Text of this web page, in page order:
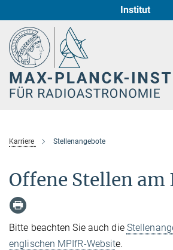
Institut
Radioastronomische
Sternentstehung und
Karriere Stellenangebote
Offene Stellen
Bitte beachten Sie auch die
englischen MPIfR-Website.